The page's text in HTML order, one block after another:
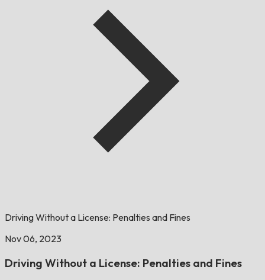
Driving Without a License: Penalties and Fines
Nov 06, 2023
Driving Without a License: Penalties and Fines